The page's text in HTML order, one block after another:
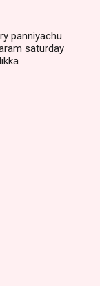
panniyachu
saturday